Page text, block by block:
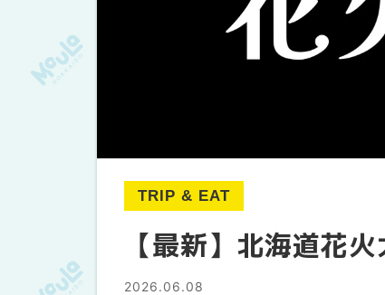
TRIP & EAT
【最新】北海道花
2026.06.08